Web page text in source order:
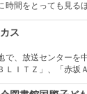
時間をとっても見る
ガイドツアーに参加
。ス
で、放送センターを
ＬＩＴＺ」、「赤坂
Sacas広場」では数